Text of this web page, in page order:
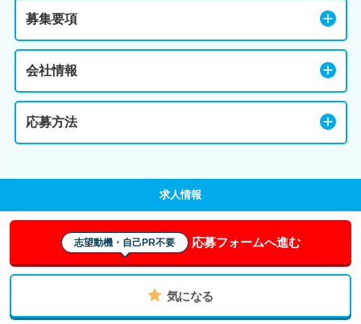
募集要項
会社情報
応募方法
求人情報
志望動機・自己PR不要 応募フォームへ進む
気になる